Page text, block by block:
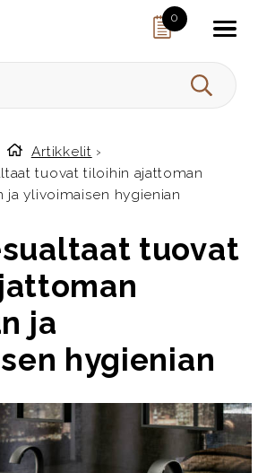
0
HAE
Etusivulle
Artikkelit ›
tuovat tiloihin ajattoman
ja ylivoimaisen hygienian
tuovat
ja
hygienian